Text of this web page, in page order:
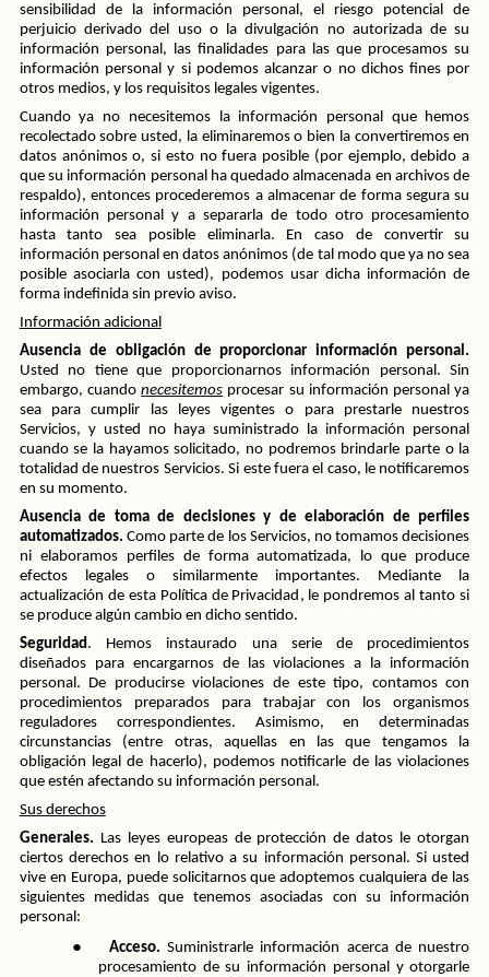
sensibilidad de la información personal, el riesgo potencial de
perjuicio derivado del uso o la divulgación no autorizada de su
información personal, las finalidades para las que procesamos su
información personal y si podemos alcanzar o no dichos fines por
otros medios, y los requisitos legales vigentes.
Cuando ya no necesitemos la información personal que hemos
recolectado sobre usted, la eliminaremos o bien la convertiremos en
datos anónimos o, si esto no fuera posible (por ejemplo, debido a
que su información personal ha quedado almacenada en archivos de
respaldo), entonces procederemos a almacenar de forma segura su
información personal y a separarla de todo otro procesamiento
hasta tanto sea posible eliminarla. En caso de convertir su
información personal en datos anónimos (de tal modo que ya no sea
posible asociarla con usted), podemos usar dicha información de
forma indefinida sin previo aviso.
Información adicional
Ausencia de obligación de proporcionar información personal.
Usted no tiene que proporcionarnos información personal. Sin
embargo, cuando necesitemos procesar su información personal ya
sea para cumplir las leyes vigentes o para prestarle nuestros
Servicios, y usted no haya suministrado la información personal
cuando se la hayamos solicitado, no podremos brindarle parte o la
totalidad de nuestros Servicios. Si este fuera el caso, le notificaremos
en su momento.
Ausencia de toma de decisiones y de elaboración de perfiles
automatizados. Como parte de los Servicios, no tomamos decisiones
ni elaboramos perfiles de forma automatizada, lo que produce
efectos legales o similarmente importantes. Mediante la
actualización de esta Política de Privacidad, le pondremos al tanto si
se produce algún cambio en dicho sentido.
Seguridad . Hemos instaurado una serie de procedimientos
diseñados para encargarnos de las violaciones a la información
personal. De producirse violaciones de este tipo, contamos con
procedimientos preparados para trabajar con los organismos
reguladores correspondientes. Asimismo, en determinadas
circunstancias (entre otras, aquellas en las que tengamos la
obligación legal de hacerlo), podemos notificarle de las violaciones
que estén afectando su información personal.
Sus derechos
Generales. Las leyes europeas de protección de datos le otorgan
ciertos derechos en lo relativo a su información personal. Si usted
vive en Europa, puede solicitarnos que adoptemos cualquiera de las
siguientes medidas que tenemos asociadas con su información
personal:
● Acceso. Suministrarle información acerca de nuestro
procesamiento de su información personal y otorgarle